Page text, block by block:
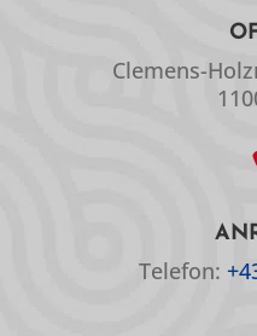
Clemens-
Telefon: